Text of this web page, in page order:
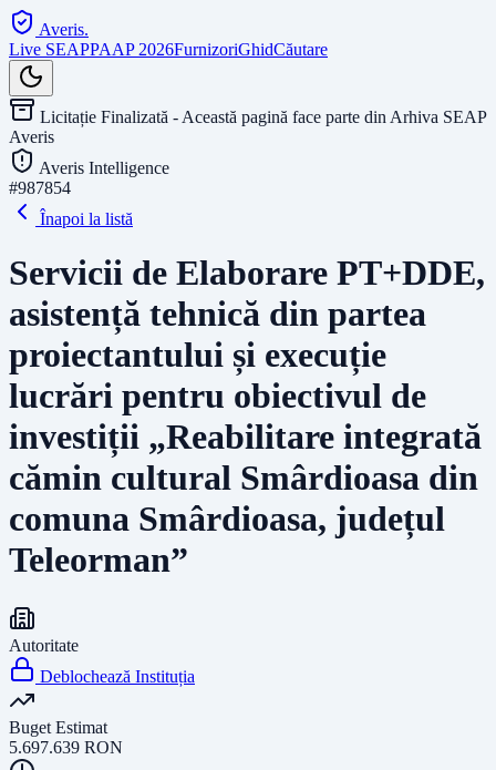
Averis.
Live SEAPPAAP 2026FurnizoriGhidCăutare
Licitație Finalizată - Această pagină face parte din Arhiva SEAP
Averis
Averis Intelligence
#987854
Înapoi la listă
Servicii de Elaborare PT+DDE,
asistență tehnică din partea
proiectantului și execuție
lucrări pentru obiectivul de
investiții „Reabilitare integrată
cămin cultural Smârdioasa din
comuna Smârdioasa, județul
Teleorman”
Autoritate
Deblochează Instituția
Buget Estimat
5.697.639 RON